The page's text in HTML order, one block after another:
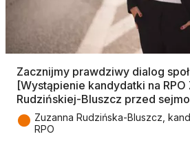
Zacznijmy prawdziwy dialog
[Wystąpienie kandydatki na RPO
Rudzińskiej-Bluszcz przed
● Zuzanna Rudzińska-Bluszcz,
RPO